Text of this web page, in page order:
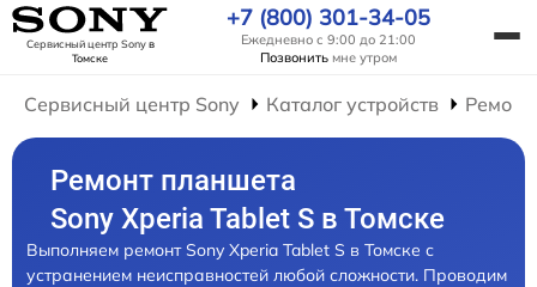
Сервисный центр Sonyв
Томске
+7 (800) 301-34-05
Ежедневно с 9:00 до 21:00
Позвонить мне утром
Сервисный центр Sony Каталог устройств
Ремонт планшета
Sony Xperia Tablet S в Томске
Выполняем ремонт Sony Xperia Tablet S в Томске с
устранением неисправностей любой сложности. Проводим